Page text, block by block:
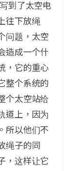
到了太空电
往下放绳
问题，太空
造成一个什
，它的重心
整个系统的
个太空站给
道上，因为
所以他们不
绳子的同
，这样让它